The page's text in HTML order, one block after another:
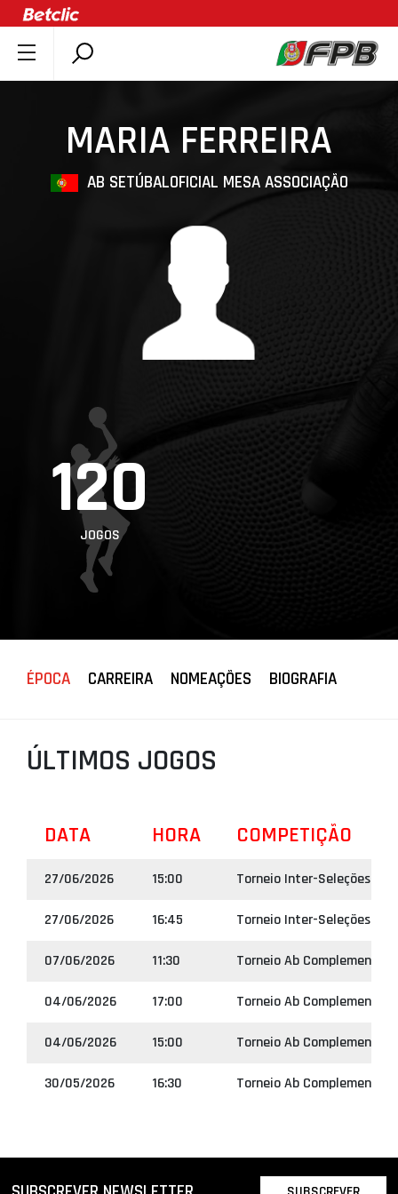
SOBRE A FPB
DOCUMENTOS
ÚLTIMAS
COMPETIÇÕES
MINIBASQUETE
PROJETOS
LIGA BETCLIC
MASCULINA
LIGA BETCLIC
FEMININA
AB SETÚBALOFICIAL MESA ASSOCIAÇÃO
MARIA FERREIRA
120
JOGOS
ÉPOCA CARREIRA NOMEAÇÕES BIOGRAFIA
ÚLTIMOS JOGOS
DATA HORA COMPETIÇÃO
27/06/2026 15:00 Torneio Inter-Seleções
27/06/2026 16:45 Torneio Inter-Seleções
07/06/2026 11:30 Torneio Ab Complementar
04/06/2026 17:00 Torneio Ab Complementar
04/06/2026 15:00 Torneio Ab Complementar
30/05/2026 16:30 Torneio Ab Complementar